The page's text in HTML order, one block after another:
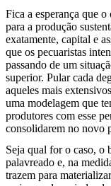
Fica a esperança que
para a produção
exatamente, capital e
que os pecuaristas
passando de um
superior. Pular cada
aqueles mais
uma modelagem que
produtores com esse
consolidarem no novo
Seja qual for o caso, o
palavreado e, na
trazem para